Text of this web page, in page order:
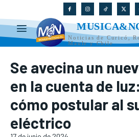
Noticias de Curicó,
Maule y Chile
Se avecina un
en la cuenta de
cómo postular al
eléctrico